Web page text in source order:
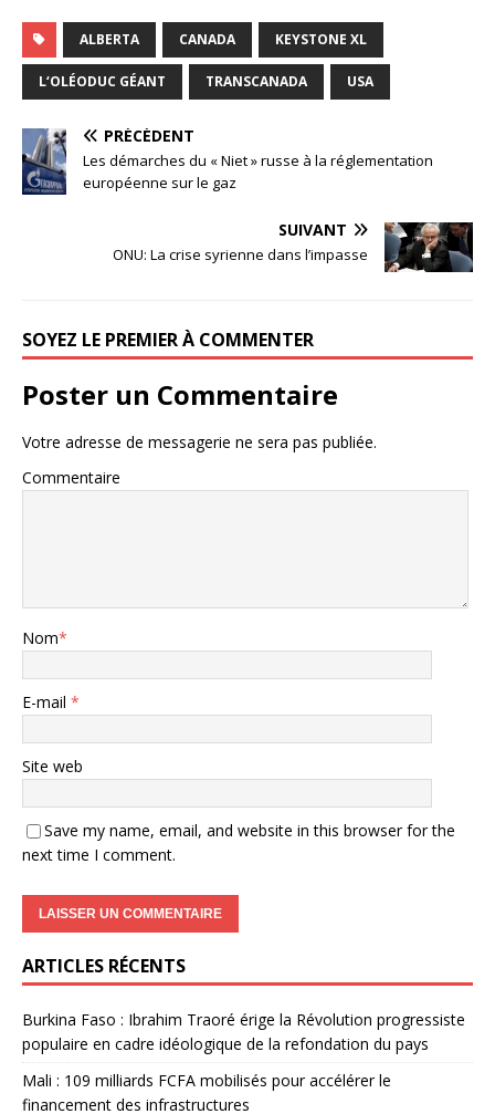
ALBERTA CANADA KEYSTONE XL
L‘OLÉODUC GÉANT TRANSCANADA USA
PRÉCÉDENT
Les démarches du « Niet » russe à la réglementation
européenne sur le gaz
SUIVANT
ONU: La crise syrienne dans l’impasse
SOYEZ LE PREMIER À COMMENTER
Poster un Commentaire
Votre adresse de messagerie ne sera pas publiée.
Commentaire
Nom*
E-mail *
Site web
Save my name, email, and website in this browser for the
next time I comment.
ARTICLES RÉCENTS
Burkina Faso : Ibrahim Traoré érige la Révolution progressiste
populaire en cadre idéologique de la refondation du pays
Mali : 109 milliards FCFA mobilisés pour accélérer le
financement des infrastructures